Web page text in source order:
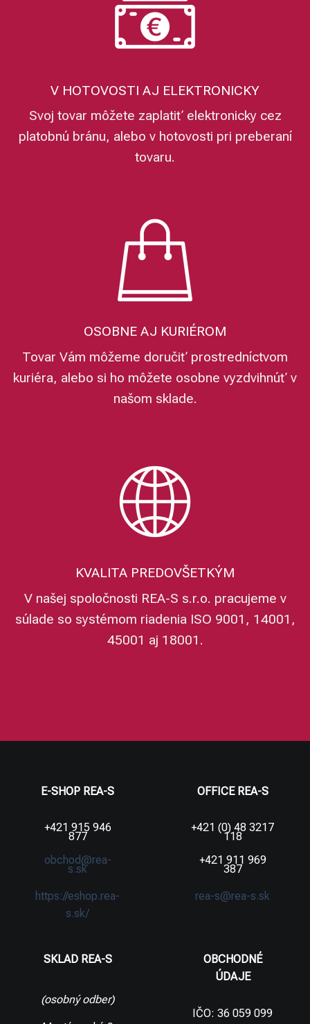
V HOTOVOSTI AJ ELEKTRONICKY
Svoj tovar môžete zaplatiť elektronicky cez
platobnú bránu, alebo v hotovosti pri preberaní
tovaru.
OSOBNE AJ KURIÉROM
Tovar Vám môžeme doručiť prostredníctvom
kuriéra, alebo si ho môžete osobne vyzdvihnúť v
našom sklade.
KVALITA PREDOVŠETKÝM
V našej spoločnosti REA-S s.r.o. pracujeme v
súlade so systémom riadenia ISO 9001, 14001,
45001 aj 18001.
E-SHOP REA-S
+421 915 946
877
obchod@rea-
s.sk
https://eshop.rea-
s.sk/
OFFICE REA-S
+421 (0) 48 3217
118
+421 911 969
387
rea-s@rea-s.sk
SKLAD REA-S
(osobný odber)
OBCHODNÉ
ÚDAJE
IČO: 36 059 099